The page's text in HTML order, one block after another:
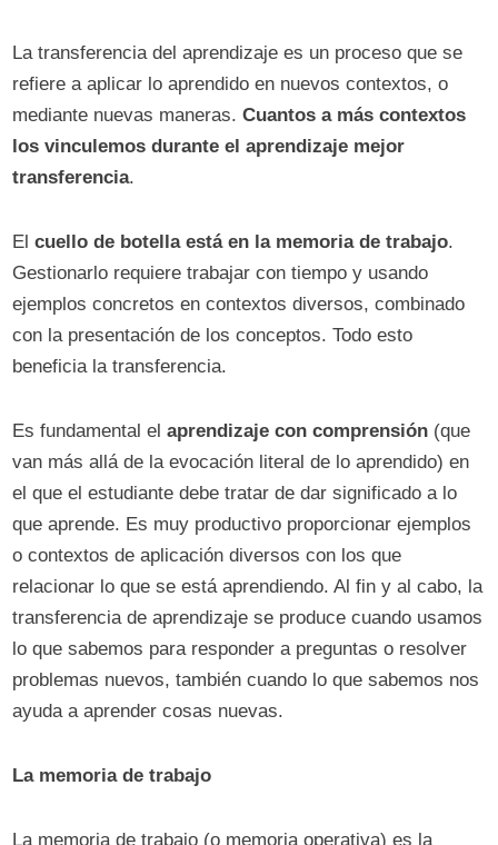
La transferencia del aprendizaje es un proceso que se
refiere a aplicar lo aprendido en nuevos contextos, o
mediante nuevas maneras.Cuantos a más contextos
los vinculemos durante el aprendizaje mejor
transferencia.
Elcuello de botella está en la memoria de trabajo.
Gestionarlo requiere trabajar con tiempo y usando
ejemplos concretos en contextos diversos, combinado
con la presentación de los conceptos. Todo esto
beneficia la transferencia.
Es fundamental elaprendizaje con comprensión (que
van más allá de la evocación literal de lo aprendido) en
el que el estudiante debe tratar de dar significado a lo
que aprende. Es muy productivo proporcionar ejemplos
o contextos de aplicación diversos con los que
relacionar lo que se está aprendiendo. Al fin y al cabo, la
transferencia de aprendizaje se produce cuando usamos
lo que sabemos para responder a preguntas o resolver
problemas nuevos, también cuando lo que sabemos nos
ayuda a aprender cosas nuevas.
La memoria de trabajo
La memoria de trabajo (o memoria operativa) es la